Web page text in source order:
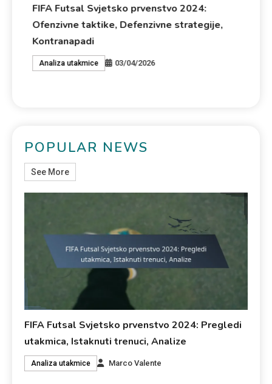
FIFA Futsal Svjetsko prvenstvo 2024:
Ofenzivne taktike, Defenzivne strategije,
Kontranapadi
Analiza utakmice 03/04/2026
POPULAR NEWS
See More
FIFA Futsal Svjetsko prvenstvo 2024: Pregledi
utakmica, Istaknuti trenuci, Analize
Analiza utakmice Marco Valente